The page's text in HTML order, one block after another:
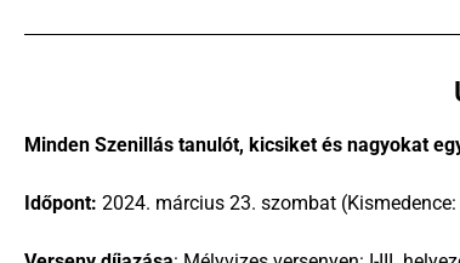
Minden Szenillás tanulót, kicsiket és nagyokat
Időpont: 2024. március 23. szombat